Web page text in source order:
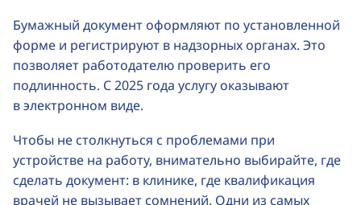
Бумажный документ оформляют по установленной
форме и регистрируют в надзорных органах. Это
позволяет работодателю проверить его
подлинность. С 2025 года услугу оказывают
в электронном виде.
Чтобы не столкнуться с проблемами при
устройстве на работу, внимательно выбирайте, где
сделать документ: в клинике, где квалификация
врачей не вызывает сомнений. Одни из самых